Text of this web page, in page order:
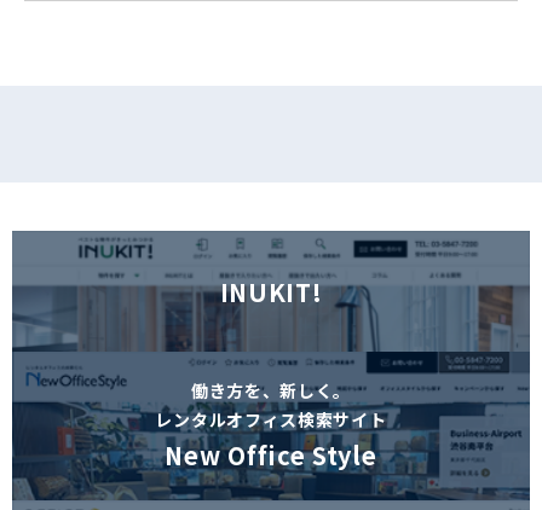
INUKIT!
働き方を、新しく。
レンタルオフィス検索サイト
New Office Style